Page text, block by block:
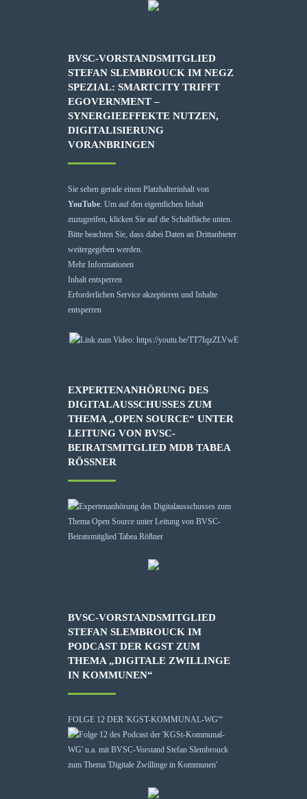
BVSC-VORSTANDSMITGLIED
STEFAN SLEMBROUCK IM NEGZ
SPEZIAL: SMARTCITY TRIFFT
EGOVERNMENT –
SYNERGIEEFFEKTE NUTZEN,
DIGITALISIERUNG
VORANBRINGEN
Sie sehen gerade einen Platzhalterinhalt von
YouTube. Um auf den eigentlichen Inhalt
zuzugreifen, klicken Sie auf die Schaltfläche unten.
Bitte beachten Sie, dass dabei Daten an Drittanbieter
weitergegeben werden.
Mehr Informationen
Inhalt entsperren
Erforderlichen Service akzeptieren und Inhalte
entsperren
EXPERTENANHÖRUNG DES
DIGITALAUSSCHUSSES ZUM
THEMA „OPEN SOURCE“ UNTER
LEITUNG VON BVSC-
BEIRATSMITGLIED MDB TABEA
RÖSSNER
BVSC-VORSTANDSMITGLIED
STEFAN SLEMBROUCK IM
PODCAST DER KGST ZUM
THEMA „DIGITALE ZWILLINGE
IN KOMMUNEN“
FOLGE 12 DER 'KGST-KOMMUNAL-WG'“